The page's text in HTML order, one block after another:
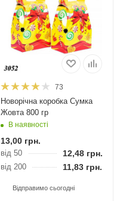
73
Новорічна коробка Сумка
Жовта 800 гр
В наявності
13,00грн.
від 50 12,48грн.
від 200 11,83 грн.
Відправимо сьогодні